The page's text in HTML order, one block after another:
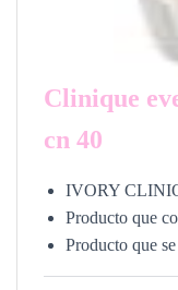
Clinique
cn 40
IVORY
Producto que
Producto que